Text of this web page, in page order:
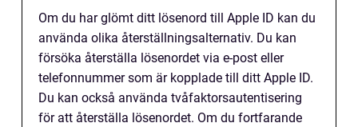
Om du har glömt ditt lösenord till Apple ID kan du
använda olika återställningsalternativ. Du kan
försöka återställa lösenordet via e-post eller
telefonnummer som är kopplade till ditt Apple ID.
Du kan också använda tvåfaktorsautentisering
för att återställa lösenordet. Om du fortfarande